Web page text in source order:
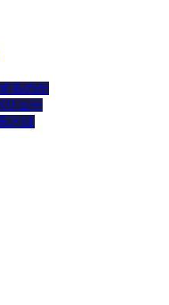
るのか
リュー
とは